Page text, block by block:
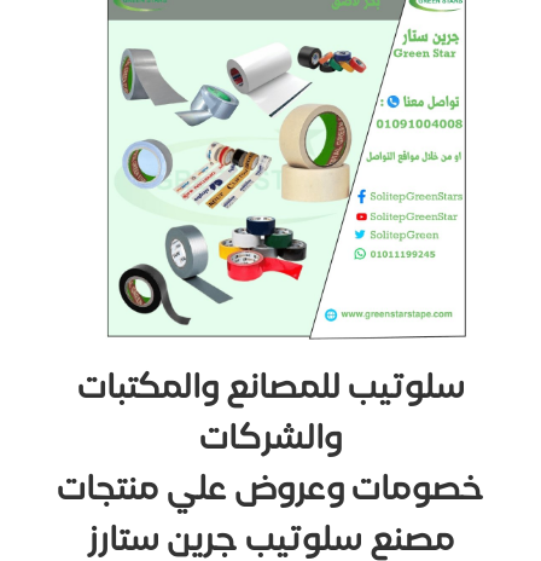
سلوتيب للمصانع والمكتبات
والشركات
خصومات وعروض علي منتجات
مصنع سلوتيب جرين ستارز